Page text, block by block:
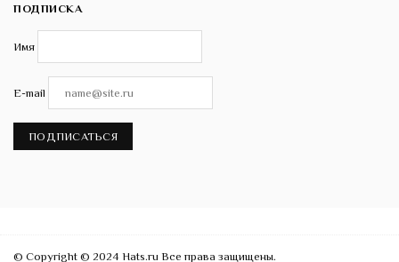
ПОДПИСКА
Имя
E-mail
ПОДПИСАТЬСЯ
© Copyright © 2024 Hats.ru Все права защищены.